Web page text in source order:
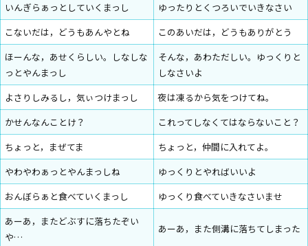
いんぎらぁっとしていくまっし
ゆったりとくつろいでいきなさい
こないだは，どうもあんやとね
このあいだは，どうもありがとう
ほーんな，あせくらしい。しなしな
っとやんまっし
そんな，あわただしい。ゆっくりと
しなさいよ
よさりしみるし，気ぃつけまっし
夜は凍るから気をつけてね。
かせんなんことけ？
これってしなくてはならないこと？
ちょっと，まぜてま
ちょっと，仲間に入れてよ。
やわやわぁっとやんまっしね
ゆっくりとやればいいよ
おんぼらぁと食べていくまっし
ゆっくり食べていきなさいませ
あーあ，またどぶすに落ちたぞい
や…
あーあ，また側溝に落ちてしまった